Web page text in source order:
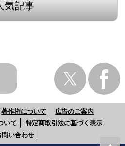
気記事
著作権について
広告のご案内
いて
特定商取引法に基づく表示
問い合わせ